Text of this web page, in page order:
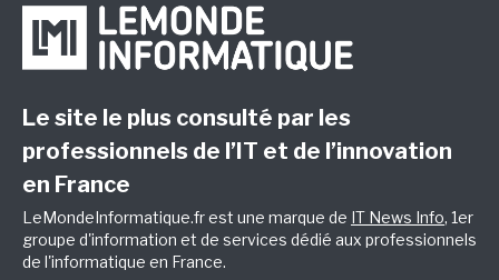
Le site le plus consulté par les
professionnels de l’IT et de l’innovation
en France
LeMondeInformatique.fr est une marque de IT News Info, 1er
groupe d'information et de services dédié aux professionnels
de l'informatique en France.